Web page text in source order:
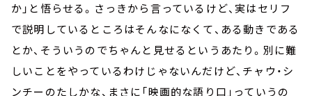
か」と悟らせる。さっきから言っているけど、実はセリフ
で説明しているところはそんなになくて、ある動きである
とか、そういうのでちゃんと見せるというあたり。別に難
しいことをやっているわけじゃないんだけど、チャウ・シ
ンチーのたしかな、まさに「映画的な語り口」っていうの